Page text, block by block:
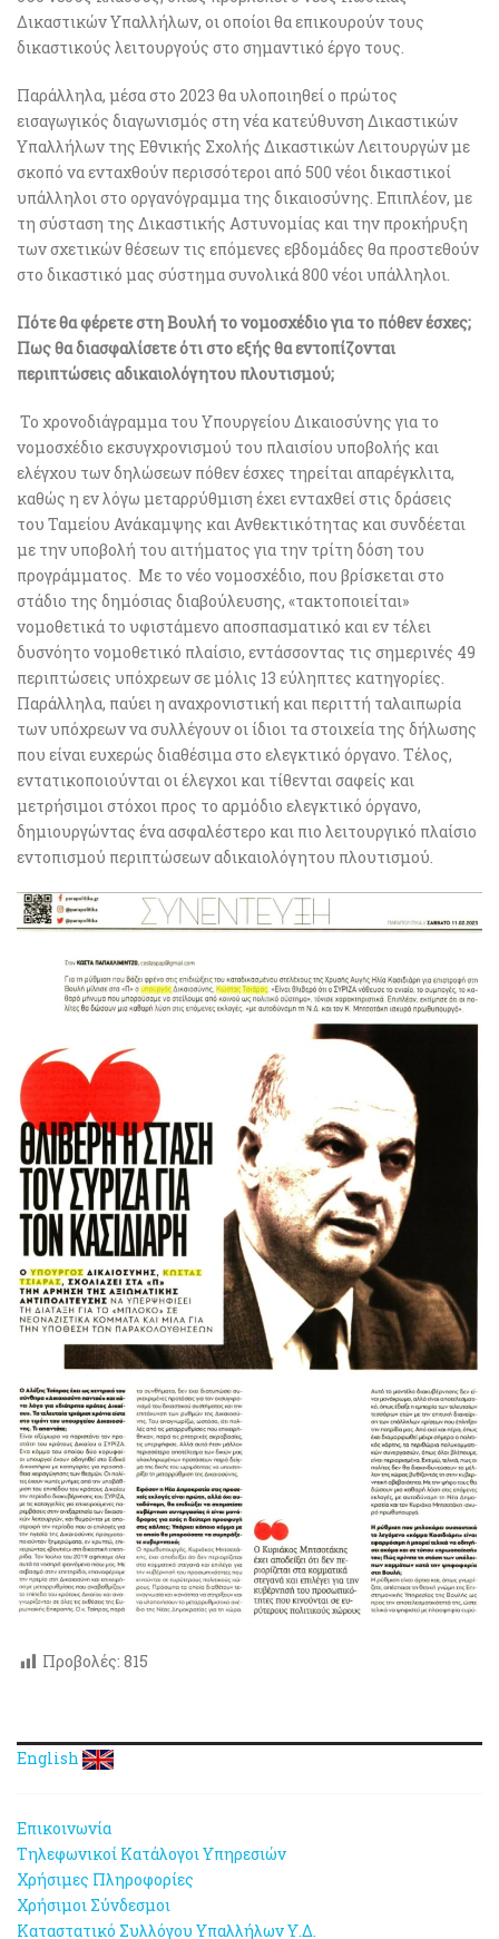
Δικαστικών Υπαλλήλων, οι οποίοι θα επικουρούν τους
δικαστικούς λειτουργούς στο σημαντικό έργο τους.
Παράλληλα, μέσα στο 2023 θα υλοποιηθεί ο πρώτος
εισαγωγικός διαγωνισμός στη νέα κατεύθυνση Δικαστικών
Υπαλλήλων της Εθνικής Σχολής Δικαστικών Λειτουργών με
σκοπό να ενταχθούν περισσότεροι από 500 νέοι δικαστικοί
υπάλληλοι στο οργανόγραμμα της δικαιοσύνης. Επιπλέον, με
τη σύσταση της Δικαστικής Αστυνομίας και την προκήρυξη
των σχετικών θέσεων τις επόμενες εβδομάδες θα προστεθούν
στο δικαστικό μας σύστημα συνολικά 800 νέοι υπάλληλοι.
Πότε θα φέρετε στη Βουλή το νομοσχέδιο για το πόθεν έσχες;
Πως θα διασφαλίσετε ότι στο εξής θα εντοπίζονται
περιπτώσεις αδικαιολόγητου πλουτισμού;
Το χρονοδιάγραμμα του Υπουργείου Δικαιοσύνης για το
νομοσχέδιο εκσυγχρονισμού του πλαισίου υποβολής και
ελέγχου των δηλώσεων πόθεν έσχες τηρείται απαρέγκλιτα,
καθώς η εν λόγω μεταρρύθμιση έχει ενταχθεί στις δράσεις
του Ταμείου Ανάκαμψης και Ανθεκτικότητας και συνδέεται
με την υποβολή του αιτήματος για την τρίτη δόση του
προγράμματος. Με το νέο νομοσχέδιο, που βρίσκεται στο
στάδιο της δημόσιας διαβούλευσης, «τακτοποιείται»
νομοθετικά το υφιστάμενο αποσπασματικό και εν τέλει
δυσνόητο νομοθετικό πλαίσιο, εντάσσοντας τις σημερινές 49
περιπτώσεις υπόχρεων σε μόλις 13 εύληπτες κατηγορίες.
Παράλληλα, παύει η αναχρονιστική και περιττή ταλαιπωρία
των υπόχρεων να συλλέγουν οι ίδιοι τα στοιχεία της δήλωσης
που είναι ευχερώς διαθέσιμα στο ελεγκτικό όργανο. Τέλος,
εντατικοποιούνται οι έλεγχοι και τίθενται σαφείς και
μετρήσιμοι στόχοι προς το αρμόδιο ελεγκτικό όργανο,
δημιουργώντας ένα ασφαλέστερο και πιο λειτουργικό πλαίσιο
εντοπισμού περιπτώσεων αδικαιολόγητου πλουτισμού.
Προβολές: 815
English
Επικοινωνία
Τηλεφωνικοί Κατάλογοι Υπηρεσιών
Χρήσιμες Πληροφορίες
Χρήσιμοι Σύνδεσμοι
Καταστατικό Συλλόγου Υπαλλήλων Υ.Δ.